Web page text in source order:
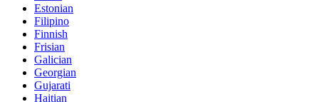
Estonian
Filipino
Finnish
Frisian
Galician
Georgian
Gujarati
Haitian